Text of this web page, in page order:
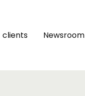
clients Newsroom